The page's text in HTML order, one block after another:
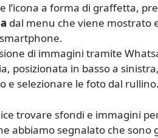
l’icona a forma di graffetta,
dal menu che viene mostrato
di immagini tramite
posizionata in basso a
e selezionare le foto dal rullino.
trovare sfondi e immagini
abbiamo segnalato che